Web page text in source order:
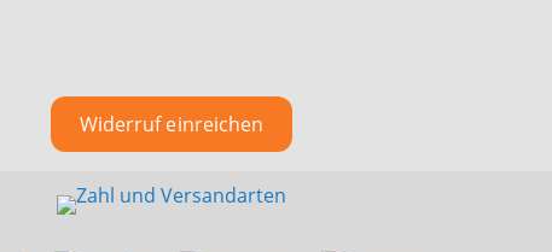
Widerruf einreichen